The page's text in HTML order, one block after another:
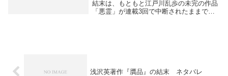
結末は、もともと江戸川乱歩の未完の作品
「悪霊」が連載3回で中断されたままであ
浅沢英著作『贋品』の結末 ネタバレ